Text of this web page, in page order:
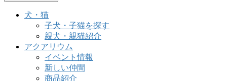
犬・猫
子犬・子猫を探す
親犬・親猫紹介
アクアリウム
イベント情報
新しい仲間
商品紹介